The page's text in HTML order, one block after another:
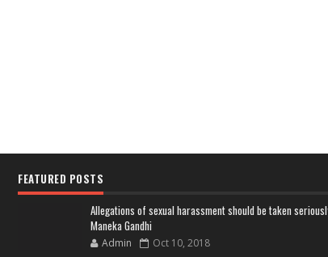
FEATURED POSTS
Allegations of sexual harassment should be taken
Maneka Gandhi
Admin Oct 10, 2018